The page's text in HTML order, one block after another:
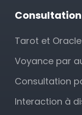
Tarot et Oracle
Voyance par
Consultation
Interaction à